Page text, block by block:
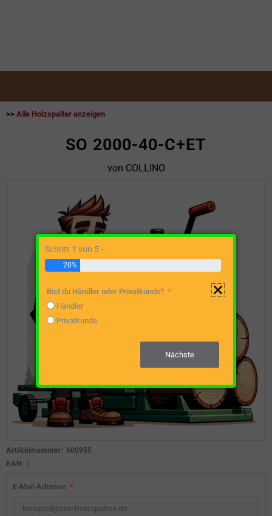
>> Alle Holzspalter anzeigen
SO 2000-40-C+ET
von COLLINO
Artikelnummer: 600955
EAN: /
E-Mail-Adresse
Schritt 1 von 5 -
20%
Bist du Händler oder Privatkunde?
Händler
Privatkunde
Nächste